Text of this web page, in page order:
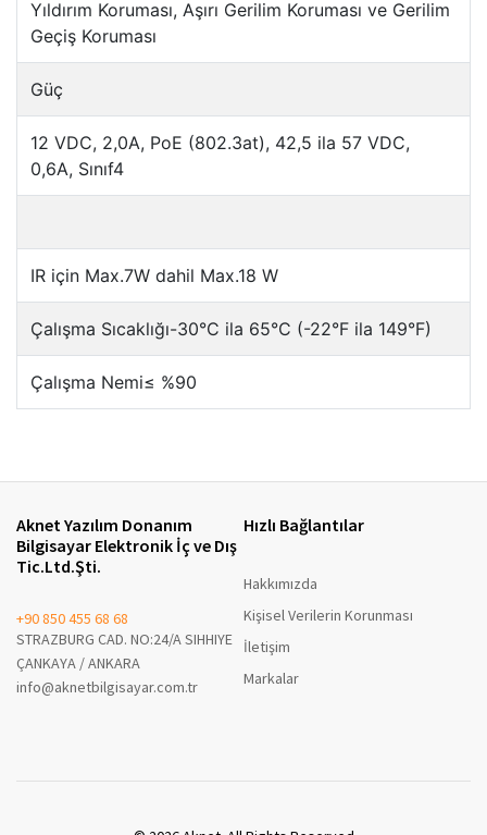
Aknet Yazılım Donanım
Bilgisayar Elektronik İç ve Dış
Tic.Ltd.Şti.
+90 850 455 68 68
STRAZBURG CAD. NO:24/A SIHHIYE
ÇANKAYA / ANKARA
info@aknetbilgisayar.com.tr
Hızlı Bağlantılar
Hakkımızda
Kişisel Verilerin Korunması
İletişim
Markalar